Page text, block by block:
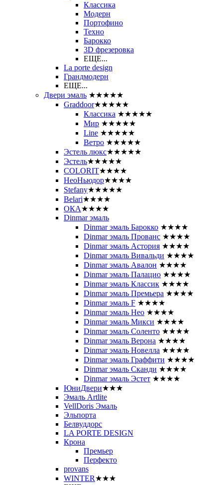
Классика
Модерн
Портофино
Техно
Барокко
3D фрезеровка
ЕЩЕ...
La porte design
Грандмодерн
ЕЩЕ...
Двери эмаль ★★★★★
Graddoor★★★★★
Классика ★★★★★
Мир ★★★★★
Line ★★★★★
Ветро ★★★★★
Эстель люкс★★★★★
Эстель★★★★★
COLORIT★★★★
НеоНьюдор★★★★
Stefany★★★★★
Belari★★★★
ОКА★★★★
Dinmar эмаль
Dinmar эмаль Барокко ★★★★
Dinmar эмаль Прованс ★★★★
Dinmar эмаль Астория ★★★★
Dinmar эмаль Вивальди ★★★★
Dinmar эмаль Авалон ★★★★
Dinmar эмаль Палацио ★★★★
Dinmar эмаль Классик ★★★★
Dinmar эмаль Премьера ★★★★
Dinmar эмаль F ★★★★
Dinmar эмаль Нео ★★★★
Dinmar эмаль Микси ★★★★
Dinmar эмаль Соленто ★★★★
Dinmar эмаль Верона ★★★★
Dinmar эмаль Новелла ★★★★
Dinmar эмаль Граффити ★★★★
Dinmar эмаль Сканди ★★★★
Dinmar эмаль Эстет ★★★★
ЮниДвери★★★
Эмаль Artlite
VellDoris Эмаль
Эльпорта
Белвуддорс
LA PORTE DESIGN
Крона
Премьер
Перфекто
provans
WINTER★★★